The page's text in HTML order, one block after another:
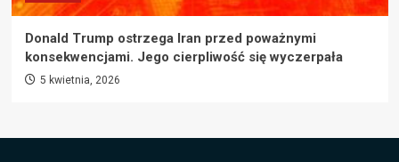
Donald Trump ostrzega Iran przed poważnymi
konsekwencjami. Jego cierpliwość się wyczerpała
5 kwietnia, 2026